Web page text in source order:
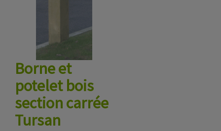
Borne et
potelet bois
section carrée
Tursan